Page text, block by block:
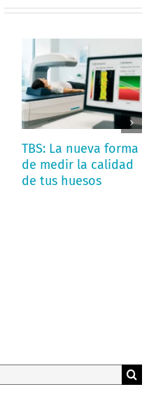
TBS: La nueva forma
de medir la calidad
de tus huesos